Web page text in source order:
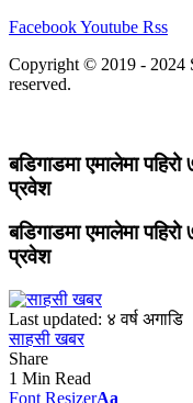
FacebookYoutube Rss
Copyright © 2019 - 2024
reserved.
बडिगाडमा एमालेमा
प्रवेश
बडिगाडमा एमालेमा
प्रवेश
Last updated: ४ वर्ष अगाडि
साहसी खबर
Share
1 Min Read
Font ResizerAa